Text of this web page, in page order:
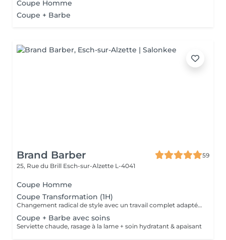
Coupe Homme
Coupe + Barbe
Brand Barber
59
25, Rue du Brill Esch-sur-Alzette L-4041
Coupe Homme
Coupe Transformation (1H)
Changement radical de style avec un travail complet adapté à votre nouvelle coupe.
Coupe + Barbe avec soins
Serviette chaude, rasage à la lame + soin hydratant & apaisant